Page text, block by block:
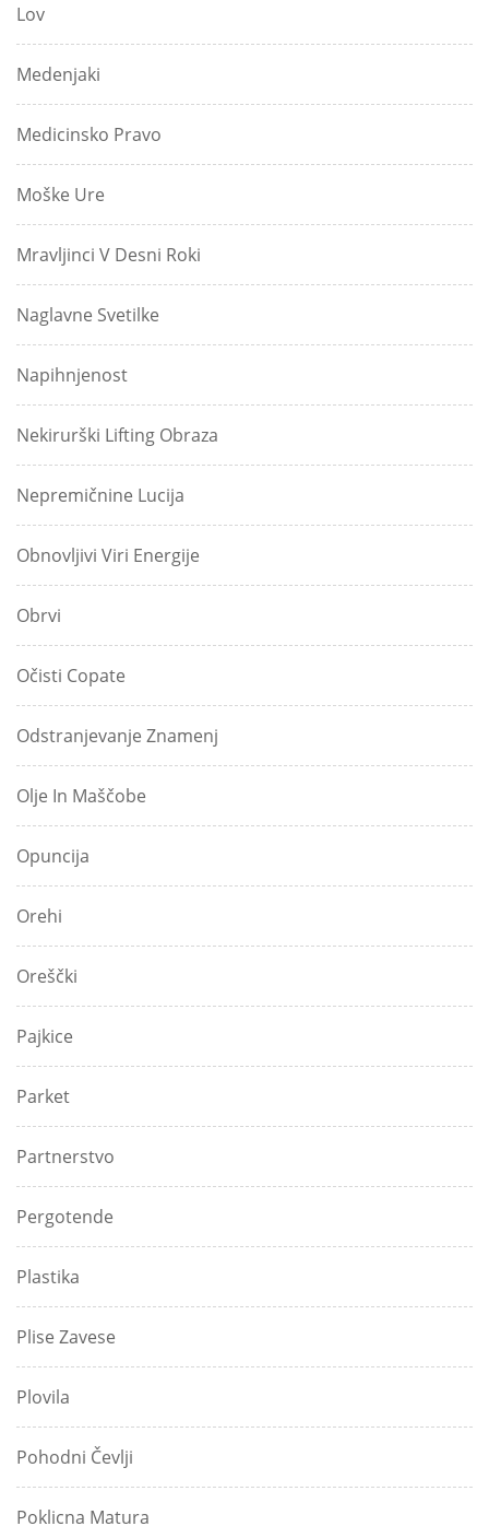
Lov
Medenjaki
Medicinsko Pravo
Moške Ure
Mravljinci V Desni Roki
Naglavne Svetilke
Napihnjenost
Nekirurški Lifting Obraza
Nepremičnine Lucija
Obnovljivi Viri Energije
Obrvi
Očisti Copate
Odstranjevanje Znamenj
Olje In Maščobe
Opuncija
Orehi
Oreščki
Pajkice
Parket
Partnerstvo
Pergotende
Plastika
Plise Zavese
Plovila
Pohodni Čevlji
Poklicna Matura